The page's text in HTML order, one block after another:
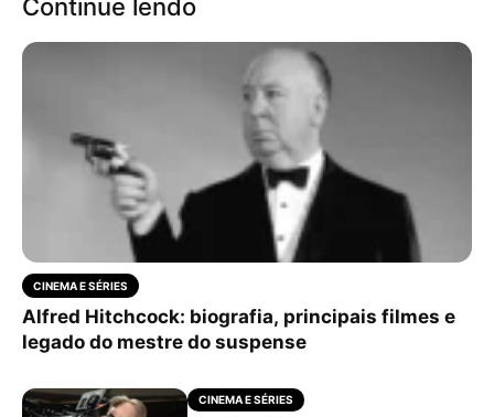
Continue lendo
CINEMA E SÉRIES
Alfred Hitchcock: biografia, principais filmes e
legado do mestre do suspense
CINEMA E SÉRIES